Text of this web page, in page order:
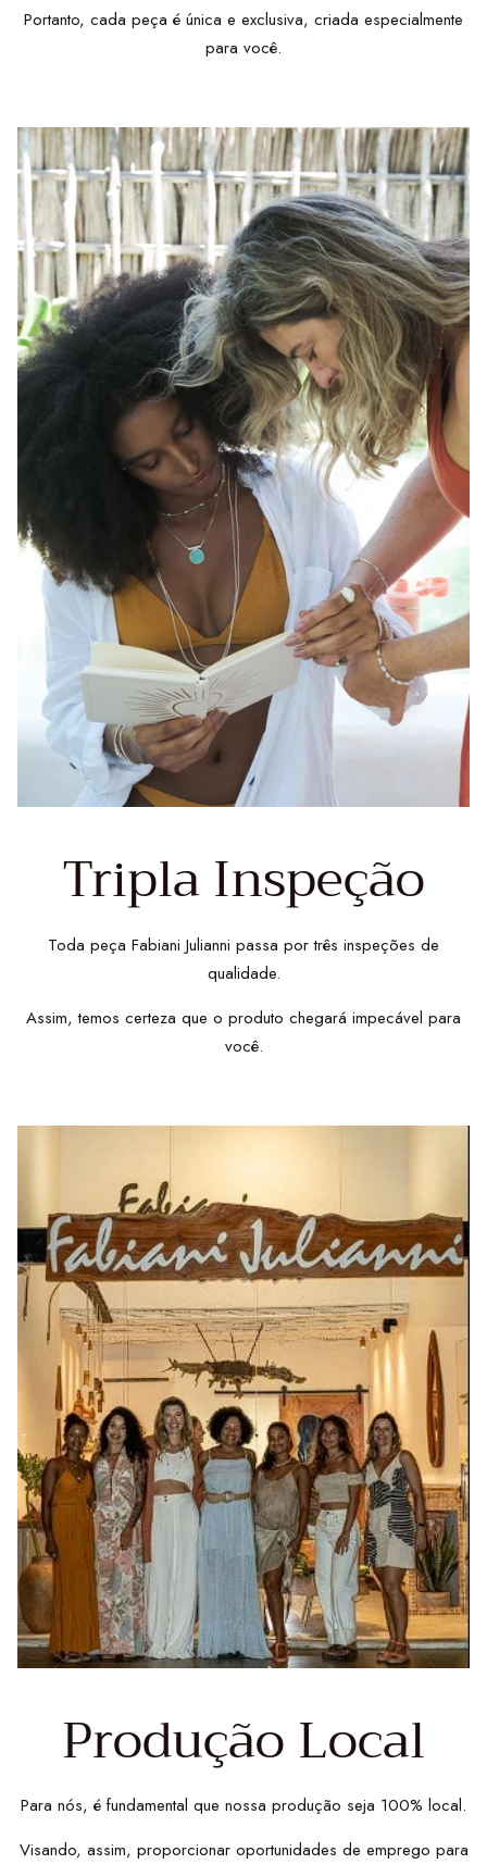
Portanto, cada peça é única e exclusiva, criada especialmente
para você.
Tripla Inspeção
Toda peça Fabiani Julianni passa por três inspeções de
qualidade.
Assim, temos certeza que o produto chegará impecável para
você.
Produção Local
Para nós, é fundamental que nossa produção seja 100% local.
Visando, assim, proporcionar oportunidades de emprego para